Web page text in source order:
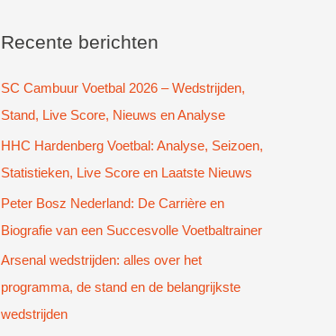
k
a
a
r
:
Recente berichten
SC Cambuur Voetbal 2026 – Wedstrijden,
Stand, Live Score, Nieuws en Analyse
HHC Hardenberg Voetbal: Analyse, Seizoen,
Statistieken, Live Score en Laatste Nieuws
Peter Bosz Nederland: De Carrière en
Biografie van een Succesvolle Voetbaltrainer
Arsenal wedstrijden: alles over het
programma, de stand en de belangrijkste
wedstrijden